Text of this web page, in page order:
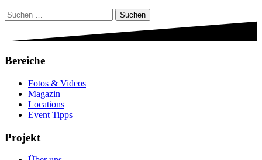
Suchen
nach:
Bereiche
Fotos & Videos
Magazin
Locations
Event Tipps
Projekt